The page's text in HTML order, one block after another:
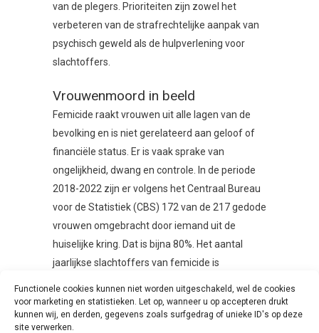
Functionele cookies kunnen niet worden uitgeschakeld, wel de cookies
voor marketing en statistieken. Let op, wanneer u op accepteren drukt
kunnen wij, en derden, gegevens zoals surfgedrag of unieke ID's op deze
site verwerken.
van de plegers. Prioriteiten zijn zowel het
verbeteren van de strafrechtelijke aanpak van
psychisch geweld als de hulpverlening voor
slachtoffers.
Vrouwenmoord in beeld
Femicide raakt vrouwen uit alle lagen van de
bevolking en is niet gerelateerd aan geloof of
financiële status. Er is vaak sprake van
ongelijkheid, dwang en controle. In de periode
2018-2022 zijn er volgens het Centraal Bureau
voor de Statistiek (CBS) 172 van de 217 gedode
vrouwen omgebracht door iemand uit de
huiselijke kring. Dat is bijna 80%. Het aantal
jaarlijkse slachtoffers van femicide is
onderstreept het belang van een plan van
aanpak om femicide te stoppen. Het plan zal